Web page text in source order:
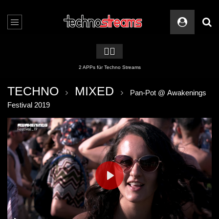
🏳️‍🌈
2 APPs für Techno Streams
TECHNO MIXED
Pan-Pot @ Awakenings
Festival 2019
PLAY